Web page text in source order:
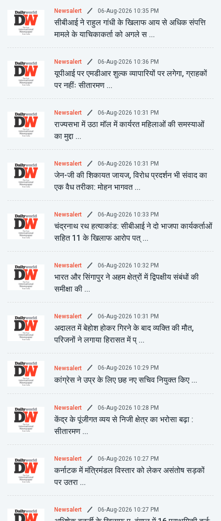
Newsalert 06-Aug-2026 10:35 PM
सीबीआई ने राहुल गांधी के खिलाफ आय से अधिक संपत्ति
मामले के याचिकाकर्ता को अगले स ...
Newsalert 06-Aug-2026 10:36 PM
यूपीआई पर एमडीआर शुल्क व्यापारियों पर लगेगा, ग्राहकों
पर नहींः सीतारमण ...
Newsalert 06-Aug-2026 10:31 PM
राज्यसभा में उठा मॉल में कार्यरत महिलाओं की समस्याओं
का मुद्दा ...
Newsalert 06-Aug-2026 10:31 PM
जेन-जी की शिकायत जायज, विरोध प्रदर्शन भी संवाद का
एक वैध तरीका: मोहन भागवत ...
Newsalert 06-Aug-2026 10:33 PM
चंद्रनाथ रथ हत्याकांड: सीबीआई ने दो भाजपा कार्यकर्ताओं
सहित 11 के खिलाफ आरोप पत् ...
Newsalert 06-Aug-2026 10:32 PM
भारत और सिंगापुर ने अहम क्षेत्रों में द्विपक्षीय संबंधों की
समीक्षा की ...
Newsalert 06-Aug-2026 10:31 PM
अदालत में बेहोश होकर गिरने के बाद व्यक्ति की मौत,
परिजनों ने लगाया हिरासत में प् ...
Newsalert 06-Aug-2026 10:29 PM
कांग्रेस ने उप्र के लिए छह नए सचिव नियुक्त किए ...
Newsalert 06-Aug-2026 10:28 PM
केंद्र के पूंजीगत व्यय से निजी क्षेत्र का भरोसा बढ़ा :
सीतारमण ...
Newsalert 06-Aug-2026 10:27 PM
कर्नाटक में मंत्रिमंडल विस्तार को लेकर असंतोष सड़कों
पर उतरा ...
Newsalert 06-Aug-2026 10:27 PM